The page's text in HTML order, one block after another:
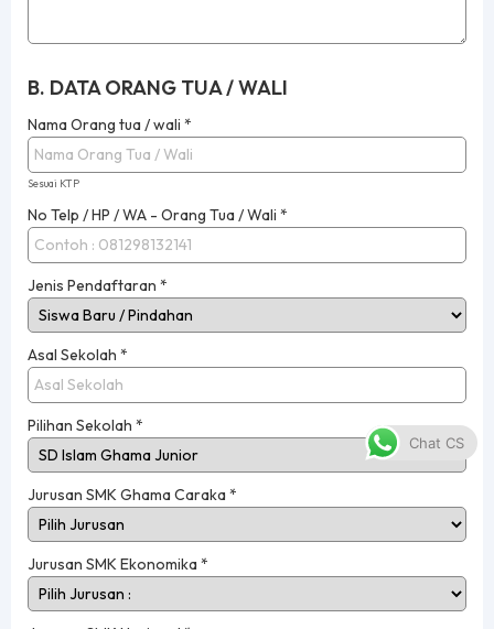
B. DATA ORANG TUA / WALI
Nama Orang tua / wali *
Sesuai KTP
No Telp / HP / WA - Orang Tua / Wali *
Jenis Pendaftaran *
Asal Sekolah *
Pilihan Sekolah *
Jurusan SMK Ghama Caraka *
Jurusan SMK Ekonomika *
Chat CS